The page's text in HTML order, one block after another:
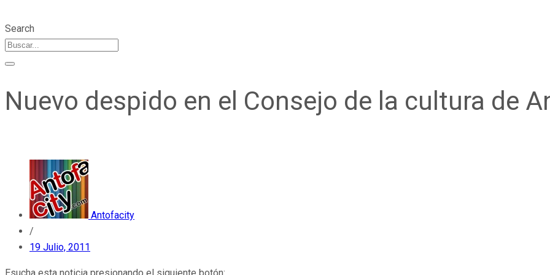
Search
Nuevo despido en el Consejo de la cultura de
Antofacity
/
19 Julio, 2011